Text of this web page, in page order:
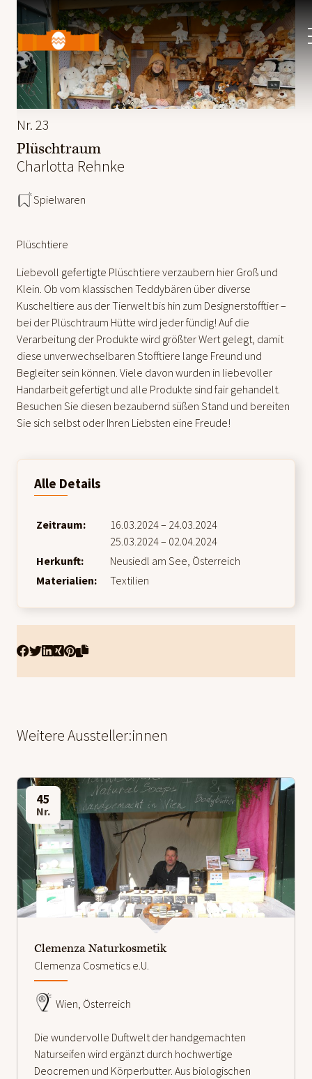
Ostermarkt
Schloss
Schönbrunn
Nr. 23
Plüschtraum
Charlotta Rehnke
Spielwaren
Plüschtiere
Liebevoll gefertigte Plüschtiere verzaubern hier Groß und
Klein. Ob vom klassischen Teddybären über diverse
Kuscheltiere aus der Tierwelt bis hin zum Designerstofftier –
bei der Plüschtraum Hütte wird jeder fündig! Auf die
Verarbeitung der Produkte wird größter Wert gelegt, damit
diese unverwechselbaren Stofftiere lange Freund und
Begleiter sein können. Viele davon wurden in liebevoller
Handarbeit gefertigt und alle Produkte sind fair gehandelt.
Besuchen Sie diesen bezaubernd süßen Stand und bereiten
Sie sich selbst oder Ihren Liebsten eine Freude!
Alle Details
Zeitraum:
16.03.2024 – 24.03.2024
25.03.2024 – 02.04.2024
Herkunft:
Neusiedl am See, Österreich
Materialien:
Textilien
Weitere Aussteller:innen
45
Nr.
Clemenza Naturkosmetik
Clemenza Cosmetics e.U.
Wien, Österreich
Die wundervolle Duftwelt der handgemachten
Naturseifen wird ergänzt durch hochwertige
Deocremen und Körperbutter. Aus biologischen